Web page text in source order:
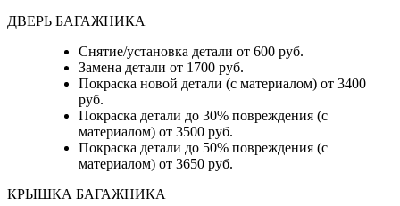
ДВЕРЬ БАГАЖНИКА
Снятие/установка детали от 600 руб.
Замена детали от 1700 руб.
Покраска новой детали (с материалом) от 3400
руб.
Покраска детали до 30% повреждения (с
материалом) от 3500 руб.
Покраска детали до 50% повреждения (с
материалом) от 3650 руб.
КРЫШКА БАГАЖНИКА